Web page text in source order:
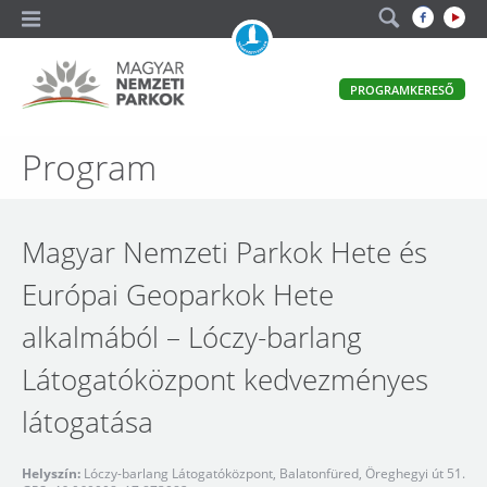
Magyar
Parkok
PROGRAMKERESŐ
Program
Magyar Nemzeti Parkok Hete és
Európai Geoparkok Hete
alkalmából – Lóczy-barlang
Látogatóközpont kedvezményes
látogatása
Helyszín: Lóczy-barlang Látogatóközpont, Balatonfüred, Öreghegyi út 51.